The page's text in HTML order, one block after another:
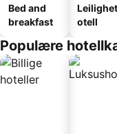
Bed and
breakfast
otell
Populære